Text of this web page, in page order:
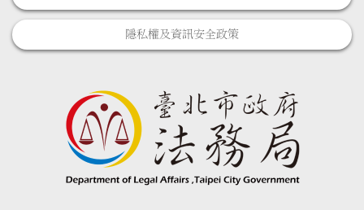
隱私權及資訊安全政策